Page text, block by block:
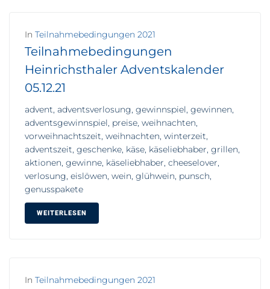
In Teilnahmebedingungen 2021
Teilnahmebedingungen
Heinrichsthaler Adventskalender
05.12.21
advent, adventsverlosung, gewinnspiel, gewinnen,
adventsgewinnspiel, preise, weihnachten,
vorweihnachtszeit, weihnachten, winterzeit,
adventszeit, geschenke, käse, käseliebhaber, grillen,
aktionen, gewinne, käseliebhaber, cheeselover,
verlosung, eislöwen, wein, glühwein, punsch,
genusspakete
WEITERLESEN
In Teilnahmebedingungen 2021